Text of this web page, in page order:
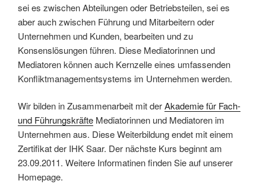
sei es zwischen Abteilungen oder Betriebsteilen, sei es
aber auch zwischen Führung und Mitarbeitern oder
Unternehmen und Kunden, bearbeiten und zu
Konsenslösungen führen. Diese Mediatorinnen und
Mediatoren können auch Kernzelle eines umfassenden
Konfliktmanagementsystems im Unternehmen werden.
Wir bilden in Zusammenarbeit mit derAkademie für Fach-
und Führungskräfte Mediatorinnen und Mediatoren im
Unternehmen aus. Diese Weiterbildung endet mit einem
Zertifikat der IHK Saar. Der nächste Kurs beginnt am
23.09.2011. Weitere Informatinen finden Sie auf unserer
Homepage.